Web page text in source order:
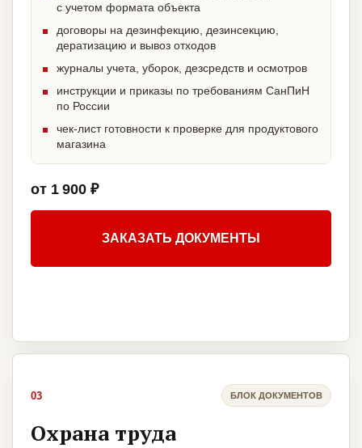
с учетом формата объекта
договоры на дезинфекцию, дезинсекцию,
дератизацию и вывоз отходов
журналы учета, уборок, дезсредств и осмотров
инструкции и приказы по требованиям СанПиН
по России
чек-лист готовности к проверке для продуктового
магазина
от 1 900 ₽
ЗАКАЗАТЬ ДОКУМЕНТЫ
03 БЛОК ДОКУМЕНТОВ
Охрана труда